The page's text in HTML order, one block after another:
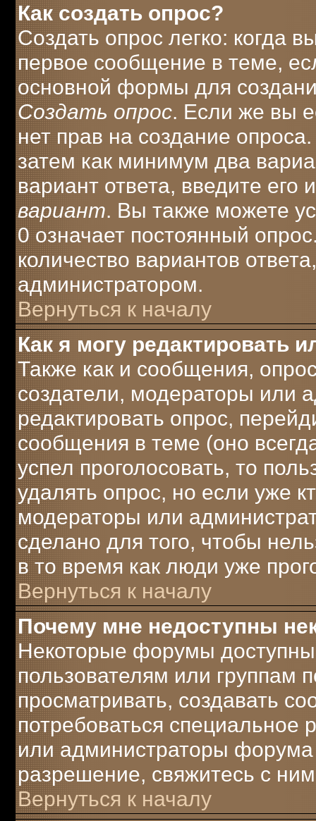
Как создать опрос?
Создать опрос легко: когда
первое сообщение в теме,
основной формы для
Создать опрос. Если же вы
нет прав на создание
затем как минимум два
вариант ответа, введите его
вариант. Вы также можете
0 означает постоянный
количество вариантов
администратором.
Вернуться к началу
Как я могу редактировать
Также как и сообщения,
создатели, модераторы или
редактировать опрос,
сообщения в теме (оно
успел проголосовать, то
удалять опрос, но если уже
модераторы или
сделано для того, чтобы
в то время как люди уже
Вернуться к началу
Почему мне недоступны
Некоторые форумы
пользователям или группам
просматривать, создавать
потребоваться
или администраторы форума
разрешение, свяжитесь с
Вернуться к началу